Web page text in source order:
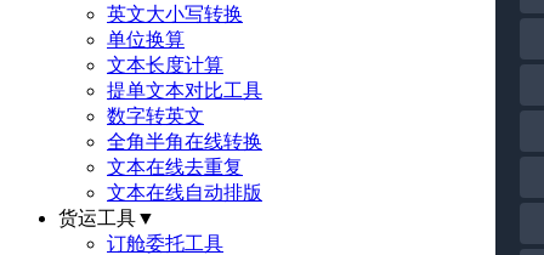
英文大小写转换
单位换算
文本长度计算
提单文本对比工具
数字转英文
全角半角在线转换
文本在线去重复
文本在线自动排版
货运工具▼
订舱委托工具